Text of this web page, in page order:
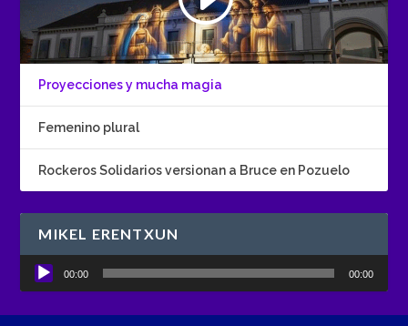
Proyecciones y mucha magia
Femenino plural
Rockeros Solidarios versionan a Bruce en Pozuelo
MIKEL ERENTXUN
Reproductor
de
00:00 00:00